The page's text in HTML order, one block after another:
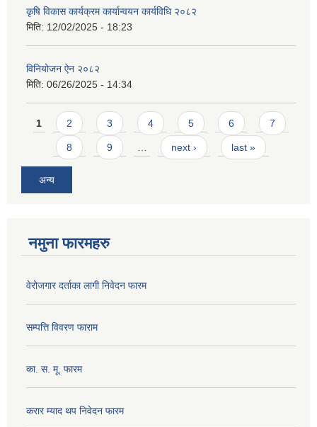
कृषि विकास कार्यक्रम कार्यान्वयन कार्यविधि २०८२
मिति: 12/02/2025 - 18:23
विनियोजन ऐन २०८२
मिति: 06/26/2025 - 14:34
Pages
1 2 3 4 5 6 7
8 9 next › last »
अन्य
नमुना फारमहरु
वेरोजगार दर्ताका लागी निवेदन फारम
सम्पत्ति विवरण फाराम
का. स. मू. फारम
करार म्याद थप निवेदन फारम